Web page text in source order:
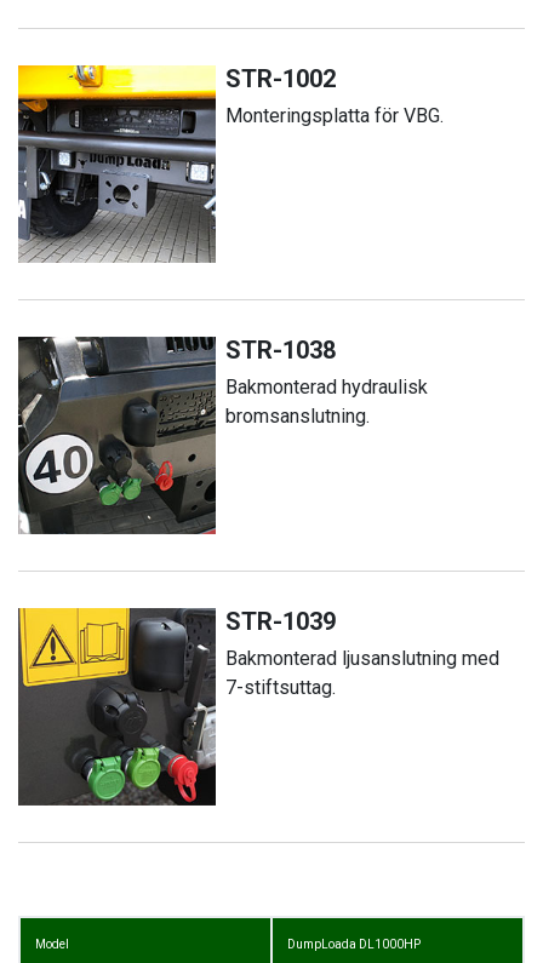
STR-1002
Monteringsplatta för VBG.
STR-1038
Bakmonterad hydraulisk
bromsanslutning.
STR-1039
Bakmonterad ljusanslutning med
7-stiftsuttag.
Model DumpLoada DL1000HP